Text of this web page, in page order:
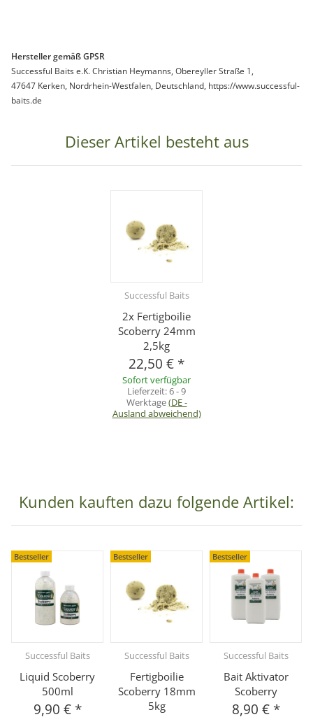
Hersteller gemäß GPSR
Successful Baits e.K. Christian Heymanns, Obereyller Straße 1,
47647 Kerken, Nordrhein-Westfalen, Deutschland, https://www.successful-
baits.de
Dieser Artikel besteht aus
Successful Baits
2x Fertigboilie
Scoberry 24mm
2,5kg
22,50 € *
Sofort verfügbar
Lieferzeit:6 - 9
Werktage(DE -
Ausland abweichend)
Kunden kauften dazu folgende Artikel:
Bestseller
Successful Baits
Liquid Scoberry
500ml
9,90 € *
Bestseller
Successful Baits
Fertigboilie
Scoberry 18mm
5kg
Bestseller
Successful Baits
Bait Aktivator
Scoberry
8,90 € *